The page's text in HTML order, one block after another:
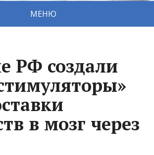
МЕНЮ
РФ создали
в мозг через